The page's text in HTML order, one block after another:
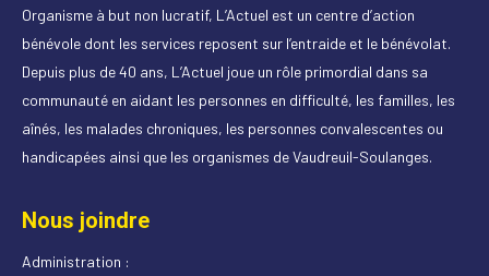
Organisme à but non lucratif, L’Actuel est un centre d’action
bénévole dont les services reposent sur l’entraide et le bénévolat.
Depuis plus de 40 ans, L’Actuel joue un rôle primordial dans sa
communauté en aidant les personnes en difficulté, les familles, les
aînés, les malades chroniques, les personnes convalescentes ou
handicapées ainsi que les organismes de Vaudreuil-Soulanges.
Nous joindre
Administration :